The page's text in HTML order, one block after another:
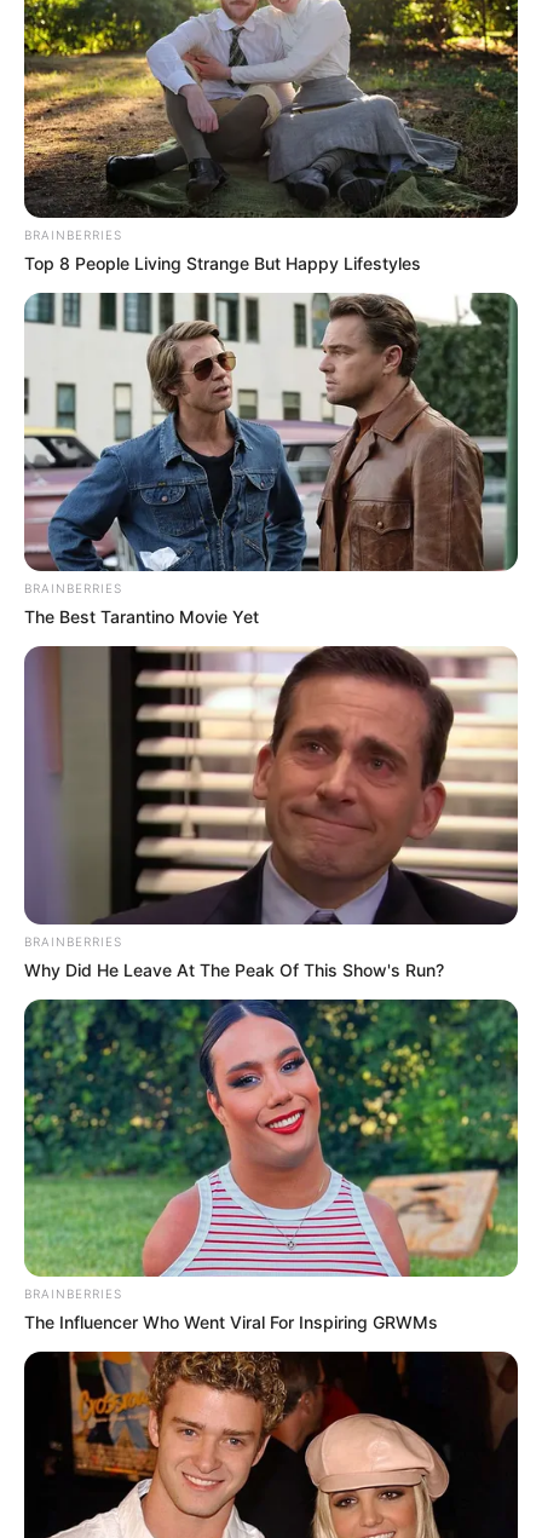
วันลอยกระทงตรงกับขึ้น 15 ค่ำ เดือน 12 ตามปฏิทิน
จันทรคติไทย หรือปฏิทินจันทรคติล้านนา มักจะตกอยู่ใน
ราวเดือนพฤศจิกายน ตามปฏิทินสุริยคติ ซึ่งวันลอย
กระทงจัดว่าเป็นวันสำคัญวันหนึ่งของชาวไทยเลยทีเดียว
โดยประเพณีนี้กำหนดขึ้นเพื่อเป็นการสะเดาะเคราะห์และ
ขอขมาต่อพระแม่คงคา บางหลักฐานเชื่อว่าเป็นการบูชารอย
พระพุทธบาทที่ริมฝั่งแม่น้ำนัมทามหานที และบางหลักฐาน
ก็ว่าเป็นการบูชาพระอุปคุตอรหันต์หรือพระมหาสาวกครับ
วันลอยกระทง วันลอยกระทง 2556 อ คฑา อ. คฑา ชินบัญชร
อวยพรวันลอยกระทง
เจ้าหมอดู
เนื้อหาที่ได้รับการโปรโมต
BRAINBERRIES
Top 8 People Living Strange But Happy Lifestyles
BRAINBERRIES
The Best Tarantino Movie Yet
BRAINBERRIES
Why Did He Leave At The Peak Of This Show's Run?
BRAINBERRIES
The Influencer Who Went Viral For Inspiring GRWMs